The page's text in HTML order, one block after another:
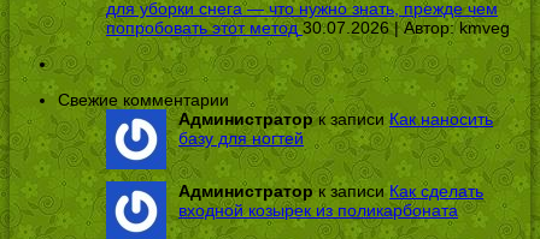
для уборки снега — что нужно знать, прежде чем
попробовать этот метод 30.07.2026 | Автор:kmveg
Свежие комментарии
Администраторк записиКак наносить
базу для ногтей
Администраторк записиКак сделать
входной козырек из поликарбоната